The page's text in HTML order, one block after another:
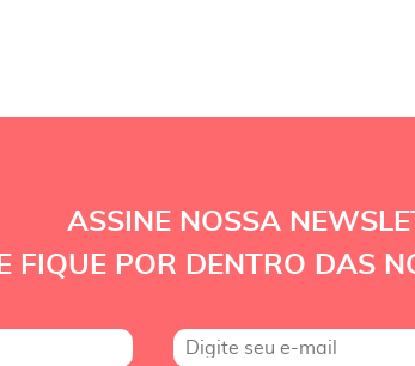
ASSINE NOSSA
E FIQUE POR DENTRO DAS